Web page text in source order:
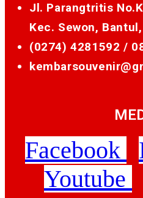
Jl. Parangtritis
Kec. Sewon,
(0274) 4281592 /
Facebook
Youtube